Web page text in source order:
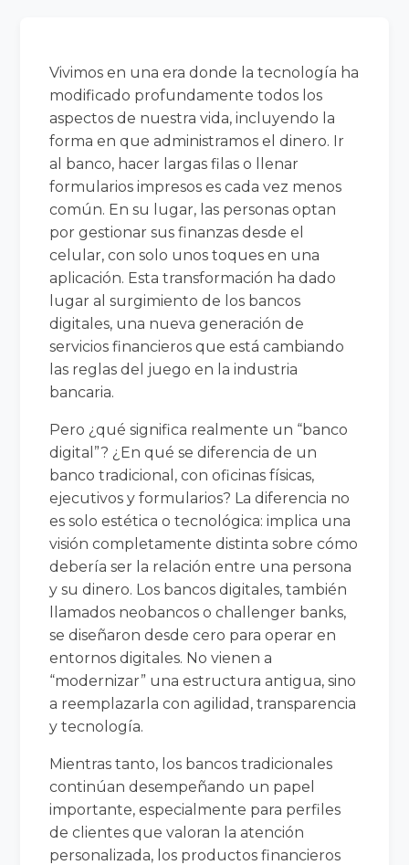
Vivimos en una era donde la tecnología ha
modificado profundamente todos los
aspectos de nuestra vida, incluyendo la
forma en que administramos el dinero. Ir
al banco, hacer largas filas o llenar
formularios impresos es cada vez menos
común. En su lugar, las personas optan
por gestionar sus finanzas desde el
celular, con solo unos toques en una
aplicación. Esta transformación ha dado
lugar al surgimiento de los bancos
digitales, una nueva generación de
servicios financieros que está cambiando
las reglas del juego en la industria
bancaria.
Pero ¿qué significa realmente un “banco
digital”? ¿En qué se diferencia de un
banco tradicional, con oficinas físicas,
ejecutivos y formularios? La diferencia no
es solo estética o tecnológica: implica una
visión completamente distinta sobre cómo
debería ser la relación entre una persona
y su dinero. Los bancos digitales, también
llamados neobancos o challenger banks,
se diseñaron desde cero para operar en
entornos digitales. No vienen a
“modernizar” una estructura antigua, sino
a reemplazarla con agilidad, transparencia
y tecnología.
Mientras tanto, los bancos tradicionales
continúan desempeñando un papel
importante, especialmente para perfiles
de clientes que valoran la atención
personalizada, los productos financieros